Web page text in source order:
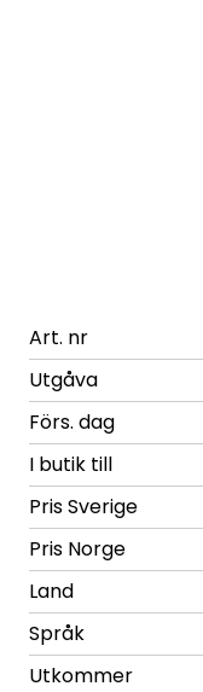
Art. nr
Utgåva
Förs. dag
I butik till
Pris Sverige
Pris Norge
Land
Språk
Utkommer